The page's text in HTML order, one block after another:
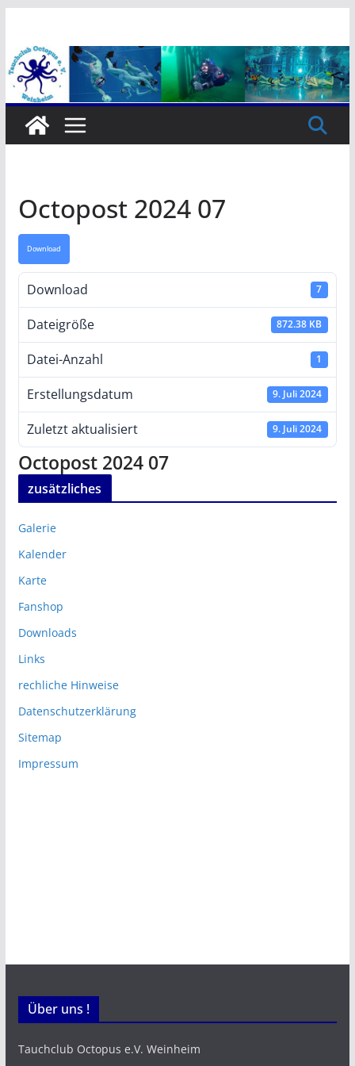
springen
Octopost 2024 07
Download
Download 7
Dateigröße 872.38 KB
Datei-Anzahl 1
Erstellungsdatum 9. Juli 2024
Zuletzt aktualisiert 9. Juli 2024
Octopost 2024 07
zusätzliches
Galerie
Kalender
Karte
Fanshop
Downloads
Links
rechliche Hinweise
Datenschutzerklärung
Sitemap
Impressum
Über uns !
Tauchclub Octopus e.V. Weinheim